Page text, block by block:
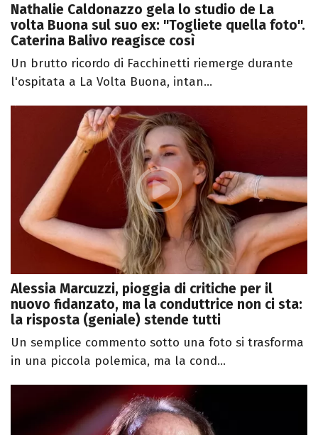
Nathalie Caldonazzo gela lo studio de La
volta Buona sul suo ex: "Togliete quella foto".
Caterina Balivo reagisce così
Un brutto ricordo di Facchinetti riemerge durante
l'ospitata a La Volta Buona, intan...
Alessia Marcuzzi, pioggia di critiche per il
nuovo fidanzato, ma la conduttrice non ci sta:
la risposta (geniale) stende tutti
Un semplice commento sotto una foto si trasforma
in una piccola polemica, ma la cond...